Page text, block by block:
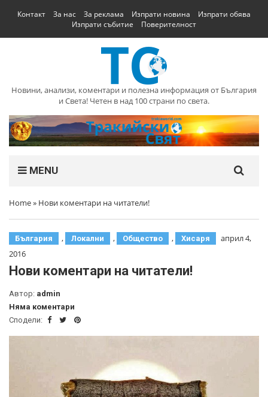
Контакт За нас За реклама Изпрати новина
Изпрати обява
Изпрати събитие
Поверителност
Новини, анализи, коментари и полезна информация от България
и Света! Четен в над 100 страни по света.
MENU
Home» Нови коментари на читатели!
България , Локални , Общество , Хисаря
април 4,
2016
Нови коментари на читатели!
Автор: admin
Няма коментари
Сподели: